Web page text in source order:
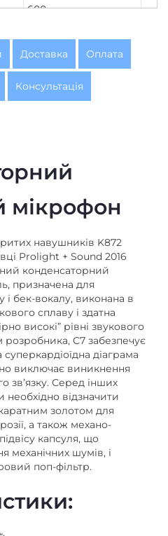
600
вокальний мікрофон
конденсаторний
Доставка Оплата
Консультація
мікрофон
навушників K872
Prolight + Sound 2016
конденсаторний
призначена для
і бек-вокалу, виконана в
сплаву і здатна
високі” рівні звукового
C7 забезпечує
суперкардіоїдна діаграма
виключає виникнення
зв’язку. Серед інших
відзначити
золотом для
а також механо-
капсуля, що
механічних шумів, і
поп-фільтр.